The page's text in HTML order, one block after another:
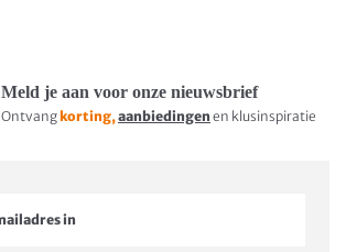
Meld je aan voor onze nieuwsbrief
Ontvang korting,aanbiedingen en klusinspiratie